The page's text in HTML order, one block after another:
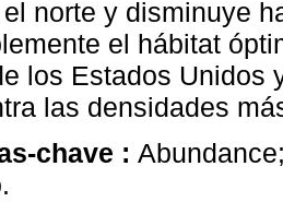
norte y disminuye
el hábitat
los Estados Unidos
las densidades
chave :